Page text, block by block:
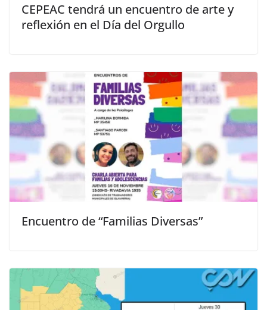
CEPEAC tendrá un encuentro de arte y
reflexión en el Día del Orgullo
Encuentro de “Familias Diversas”